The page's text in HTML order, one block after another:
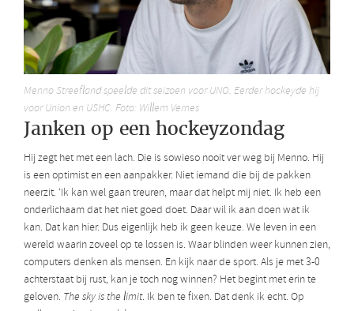
Menno Streefland speelde dit seizoen voor UNO. Eerder hockeyde hij
voor Union en USHC. Foto: Willem Vernes
Janken op een hockeyzondag
Hij zegt het met een lach. Die is sowieso nooit ver weg bij Menno. Hij
is een optimist en een aanpakker. Niet iemand die bij de pakken
neerzit. ‘Ik kan wel gaan treuren, maar dat helpt mij niet. Ik heb een
onderlichaam dat het niet goed doet. Daar wil ik aan doen wat ik
kan. Dat kan hier. Dus eigenlijk heb ik geen keuze. We leven in een
wereld waarin zoveel op te lossen is. Waar blinden weer kunnen zien,
computers denken als mensen. En kijk naar de sport. Als je met 3-0
achterstaat bij rust, kan je toch nog winnen? Het begint met erin te
geloven. The sky is the limit. Ik ben te fixen. Dat denk ik echt. Op